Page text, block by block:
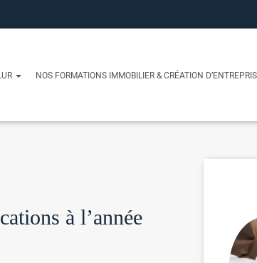
NOS FORMATIONS IMMOBILIER & CRÉATION
à l’année